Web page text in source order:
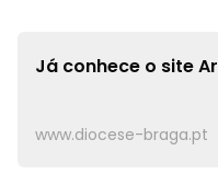
Já conhece o site
www.diocese-braga.pt